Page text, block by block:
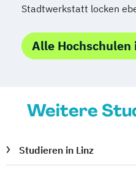
Mediation und
Mediendesign
Modemanagement
Online Marketing
Online Marketing
Stadtwerkstatt locken
Alle Hochschulen
Weitere
Studieren in Linz